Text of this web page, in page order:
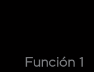
Función 1